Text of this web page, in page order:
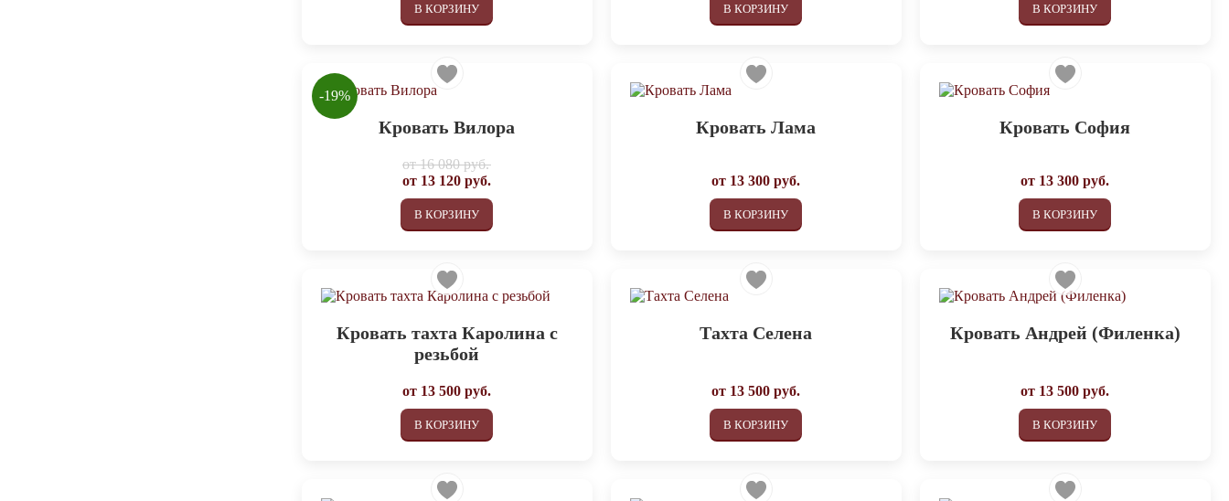
В КОРЗИНУ В КОРЗИНУ В КОРЗИНУ
Кровать Вилора
от16 080 руб.
от 13 120 руб.
В КОРЗИНУ
-19%
Кровать Лама
от 13 300 руб.
В КОРЗИНУ
Кровать София
от 13 300 руб.
В КОРЗИНУ
Кровать тахта Каролина с
резьбой
от 13 500 руб.
В КОРЗИНУ
Тахта Селена
от 13 500 руб.
В КОРЗИНУ
Кровать Андрей (Филенка)
от 13 500 руб.
В КОРЗИНУ